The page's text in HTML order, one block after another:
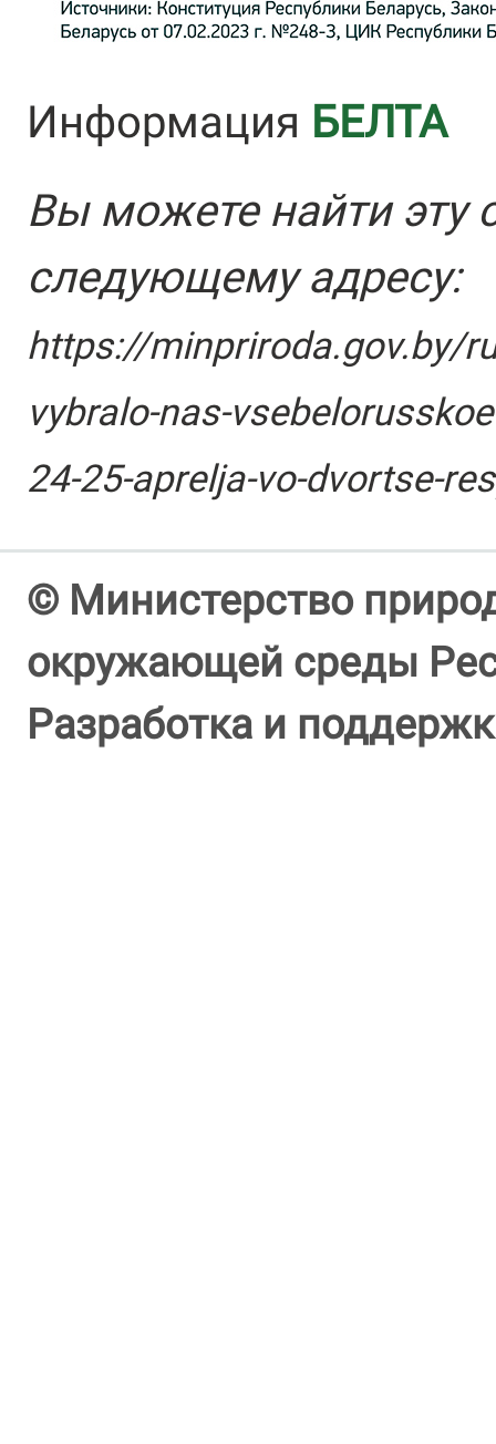
Информация БЕЛТА
Вы можете найти эту
следующему адресу:
https://minpriroda.gov.by/
vybralo-nas-
24-25-aprelja-vo-dvortse-
© Министерство
окружающей среды
Разработка и